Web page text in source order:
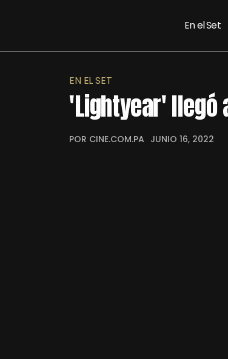
En el Set
EN EL SET
'Lightyear' llegó
POR CINE.COM.PA JUNIO 16, 2022